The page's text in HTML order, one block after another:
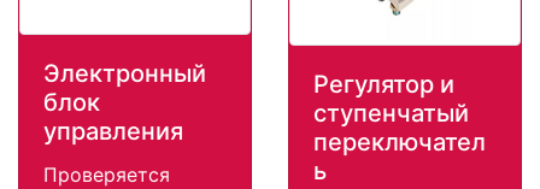
Электронный
блок
управления
Проверяется
Регулятор и
ступенчатый
переключател
ь